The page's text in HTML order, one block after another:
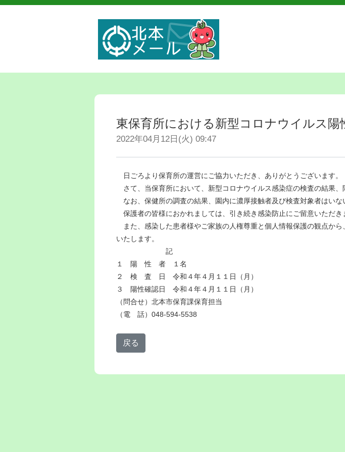
東保育所における新型コロナウイルス陽
2022年04月12日(火) 09:47
日ごろより保育所の運営にご協力いただき、ありがとうございます。
さて、当保育所において、新型コロナウイルス感染症の検査の結果、
なお、保健所の調査の結果、園内に濃厚接触者及び検査対象者はいな
保護者の皆様におかれましては、引き続き感染防止にご留意いただき
また、感染した患者様やご家族の人権尊重と個人情報保護の観点か
いたします。
記
１ 陽 性 者 １名
２ 検 査 日 令和４年４月１１日（月）
３ 陽性確認日 令和４年４月１１日（月）
（問合せ）北本市保育課保育担当
（電 話）048-594-5538
戻る